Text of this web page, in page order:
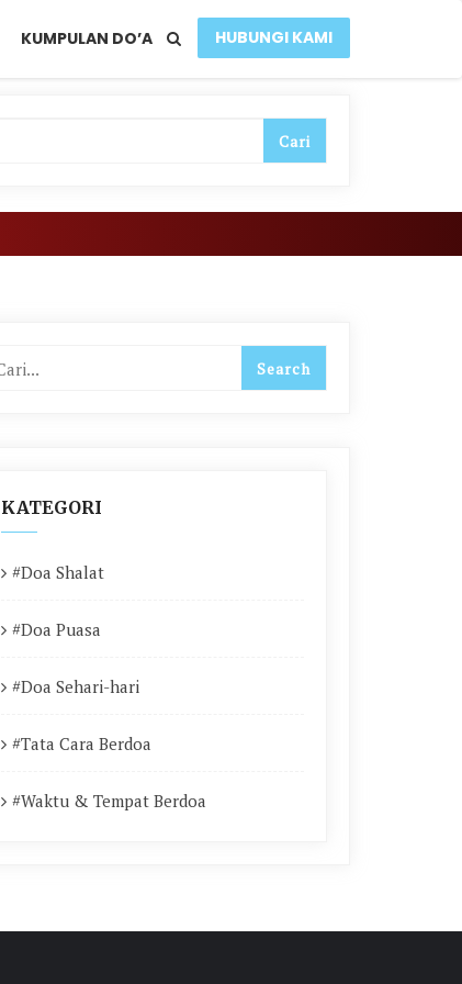
KUMPULAN DO’A HUBUNGI KAMI
KATEGORI
#Doa Shalat
#Doa Puasa
#Doa Sehari-hari
#Tata Cara Berdoa
#Waktu & Tempat Berdoa